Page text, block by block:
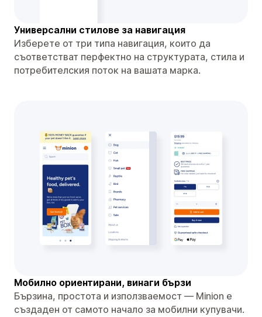
Универсални стилове за навигация
Изберете от три типа навигация, които да
съответстват перфектно на структурата, стила и
потребителския поток на вашата марка.
Мобилно ориентирани, винаги бързи
Бързина, простота и използваемост — Minion е
създаден от самото начало за мобилни купувачи.